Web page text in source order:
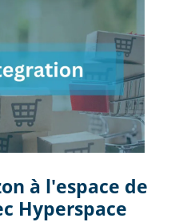
à l'espace de
Hyperspace